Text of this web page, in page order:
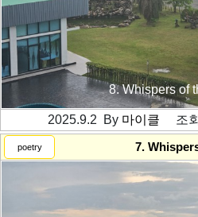
8. Whispers of
2025.9.2 By 마이클 조
poetry 7.